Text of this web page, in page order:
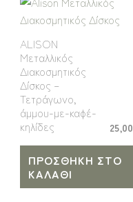
ALISON
Μεταλλικός
Διακοσμητικός
Δίσκος –
Τετράγωνο,
άμμου-με-καφέ-
κηλίδες
25,00
ΠΡΟΣΘΉΚΗ ΣΤΟ
ΚΑΛΆΘΙ